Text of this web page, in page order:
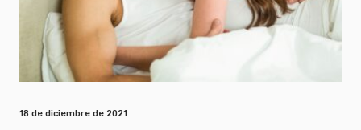
18 de diciembre de 2021